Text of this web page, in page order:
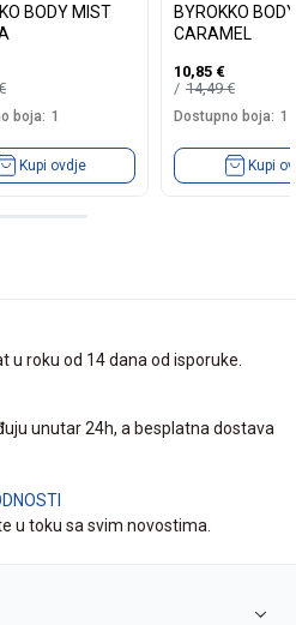
BODY MIST
boja: 1
Kupi ovdje
BYROKKO
CARAMEL
10,85 €
14,49€
Dostupno boja: 1
Kupi
u roku od 14 dana od isporuke.
unutar 24h, a besplatna dostava
u toku sa svim novostima.